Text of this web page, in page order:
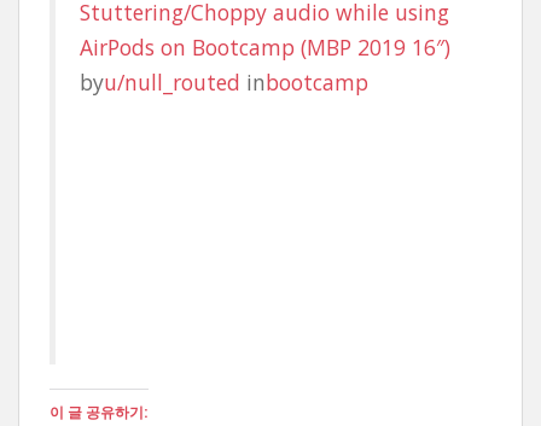
Stuttering/Choppy audio while using
AirPods on Bootcamp (MBP 2019 16″)
byu/null_routed inbootcamp
이 글 공유하기: